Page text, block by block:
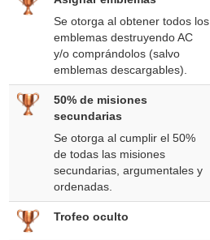
Se otorga al obtener todos los
emblemas destruyendo AC
y/o comprándolos (salvo
emblemas descargables).
50% de misiones
secundarias
Se otorga al cumplir el 50%
de todas las misiones
secundarias, argumentales y
ordenadas.
Trofeo oculto